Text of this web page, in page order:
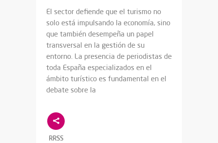
El sector defiende que el turismo no
solo está impulsando la economía, sino
que también desempeña un papel
transversal en la gestión de su
entorno. La presencia de periodistas de
toda España especializados en el
ámbito turístico es fundamental en el
debate sobre la
RRSS